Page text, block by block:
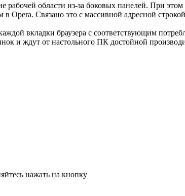
рабочей области из-за боковых панелей. При
Связано это с массивной адресной
вкладки браузера с соответствующим
и ждут от настольного ПК достойной
нажать на кнопку